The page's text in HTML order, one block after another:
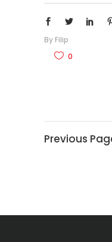
By Filip
0
Previous